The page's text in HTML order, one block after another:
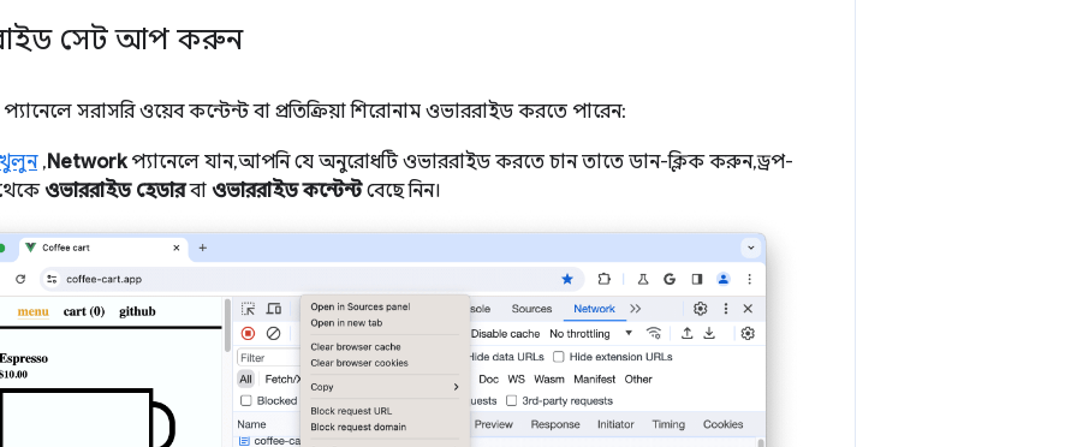
সেট আপ করুন
প্যানেলে সরাসরি ওয়েব কন্টেন্ট বা প্রতিক্রিয়া শিরোনাম ওভাররাইড করতে পারেন:
,Networkপ্যানেলে যান, আপনি যে অনুরোধটি ওভাররাইড করতে চান তাতে ডান-ক্লিক করুন, ড্রপ-
ওভাররাইড হেডারবা ওভাররাইড কন্টেন্টবেছে নিন।